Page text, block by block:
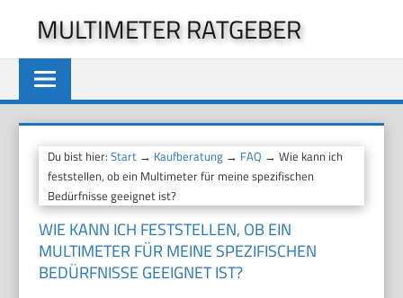
springen
MULTIMETER RATGEBER
Du bist hier:Start → Kaufberatung → FAQ → Wie kann ich
feststellen, ob ein Multimeter für meine spezifischen
Bedürfnisse geeignet ist?
WIE KANN ICH FESTSTELLEN, OB EIN
MULTIMETER FÜR MEINE SPEZIFISCHEN
BEDÜRFNISSE GEEIGNET IST?